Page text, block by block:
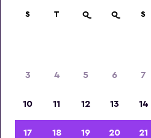
S T Q Q S
3 4 5 6 7
10 11 12 13 14
17 18 19 20 21